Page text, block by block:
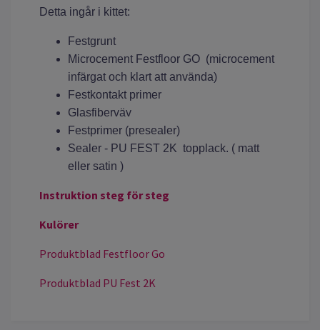
Detta ingår i kittet:
Festgrunt
Microcement Festfloor GO (microcement
infärgat och klart att använda)
Festkontakt primer
Glasfiberväv
Festprimer (presealer)
Sealer - PU FEST 2K topplack. ( matt
eller satin )
Instruktion steg för steg
Kulörer
Produktblad Festfloor Go
Produktblad PU Fest 2K